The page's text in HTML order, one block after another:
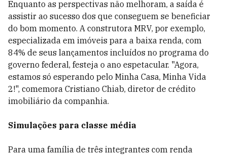
Enquanto as perspectivas não melhoram, a saída é
assistir ao sucesso dos que conseguem se beneficiar
do bom momento. A construtora MRV, por exemplo,
especializada em imóveis para a baixa renda, com
84% de seus lançamentos incluídos no programa do
governo federal, festeja o ano espetacular. "Agora,
estamos só esperando pelo Minha Casa, Minha Vida
2!", comemora Cristiano Chiab, diretor de crédito
imobiliário da companhia.
Simulações para classe média
Para uma família de três integrantes com renda